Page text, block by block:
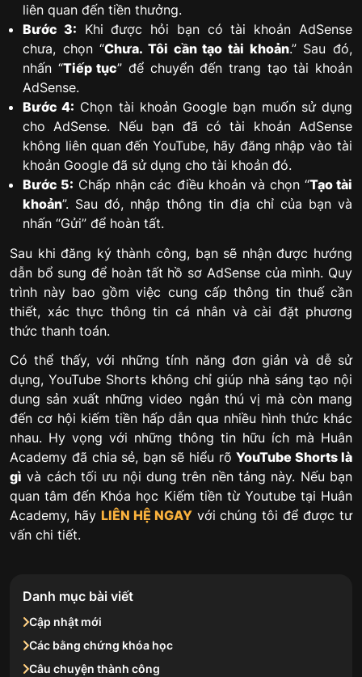
liên quan đến tiền thưởng.
Bước 3: Khi được hỏi bạn có tài khoản AdSense
chưa, chọn “Chưa. Tôi cần tạo tài khoản.” Sau đó,
nhấn “Tiếp tục” để chuyển đến trang tạo tài khoản
AdSense.
Bước 4: Chọn tài khoản Google bạn muốn sử dụng
cho AdSense. Nếu bạn đã có tài khoản AdSense
không liên quan đến YouTube, hãy đăng nhập vào tài
khoản Google đã sử dụng cho tài khoản đó.
Bước 5: Chấp nhận các điều khoản và chọn “Tạo tài
khoản”. Sau đó, nhập thông tin địa chỉ của bạn và
nhấn “Gửi” để hoàn tất.
Sau khi đăng ký thành công, bạn sẽ nhận được hướng
dẫn bổ sung để hoàn tất hồ sơ AdSense của mình. Quy
trình này bao gồm việc cung cấp thông tin thuế cần
thiết, xác thực thông tin cá nhân và cài đặt phương
thức thanh toán.
Có thể thấy, với những tính năng đơn giản và dễ sử
dụng, YouTube Shorts không chỉ giúp nhà sáng tạo nội
dung sản xuất những video ngắn thú vị mà còn mang
đến cơ hội kiếm tiền hấp dẫn qua nhiều hình thức khác
nhau. Hy vọng với những thông tin hữu ích mà Huân
Academy đã chia sẻ, bạn sẽ hiểu rõYouTube Shorts là
gì và cách tối ưu nội dung trên nền tảng này. Nếu bạn
quan tâm đến Khóa học Kiếm tiền từ Youtube tại Huân
Academy, hãy LIÊN HỆ NGAYvới chúng tôi để được tư
vấn chi tiết.
Danh mục bài viết
Cập nhật mới
Các bằng chứng khóa học
Câu chuyện thành công